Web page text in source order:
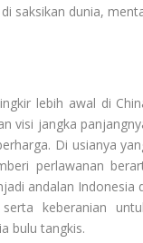
saksikan dunia,
lebih awal di
visi jangka
Di usianya
perlawanan
andalan Indonesia
keberanian
bulu tangkis.